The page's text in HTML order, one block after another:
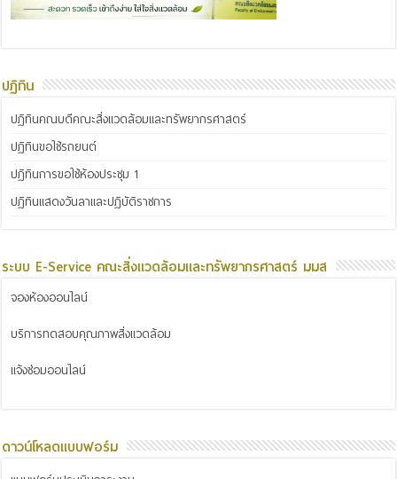
ปฏิทิน
ปฏิทินคณบดีคณะสิ่งแวดล้อมและทรัพยากรศาสตร์
ปฏิทินขอใช้รถยนต์
ปฏิทินการขอใช้ห้องประชุม 1
ปฏิทินแสดงวันลาและปฏิบัติราชการ
ระบบ E-Service คณะสิ่งแวดล้อมและทรัพยากรศาสตร์ มมส
จองห้องออนไลน์
บริการทดสอบคุณภาพสิ่งแวดล้อม
แจ้งซ่อมออนไลน์
ดาวน์โหลดแบบฟอร์ม